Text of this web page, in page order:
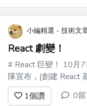
量，暗自懷疑工作與
在，至今仍對休年假
暢銷，但批評者呢？
竊私語，說什麼「副
勞」。...
小編精選 - 技術文
React 劇變！
# React 巨變！ 10月7日，React 官方團
隊宣布，[創建 React
治理結構的計畫
1個讚 0